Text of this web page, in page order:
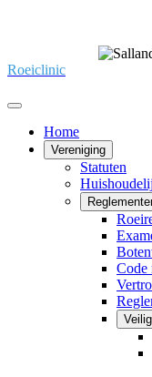
Roeiclinic
Home
Vereniging
Statuten
Code